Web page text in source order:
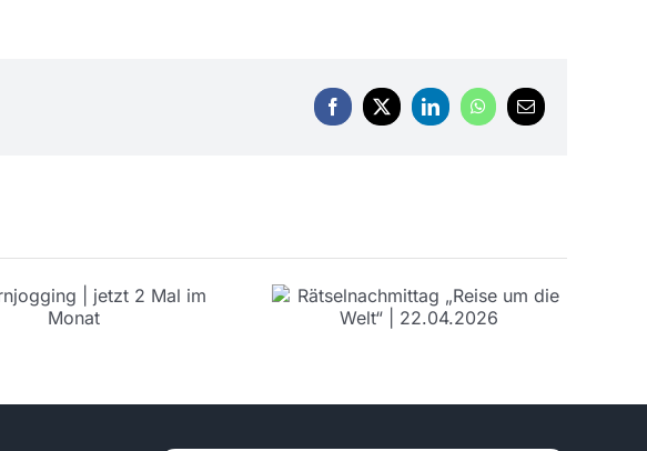
Facebook
X LinkedInWhatsApp
E-
Rätselnachmittag
„Reise um die
22.04.2026